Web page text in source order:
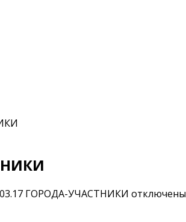
ГОРОДА-УЧАСТНИКИ отключены